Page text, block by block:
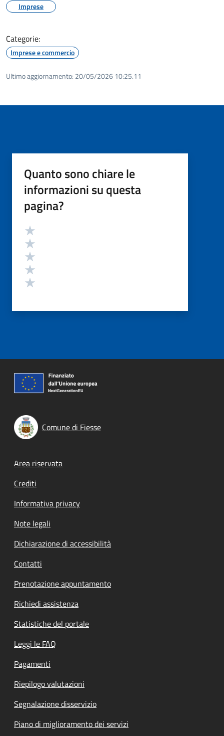
Imprese
Categorie:
Imprese e commercio
Ultimo aggiornamento: 20/05/2026 10:25.11
Quanto sono chiare le
informazioni su questa
pagina?
Valutazione
Comune di Fiesse
Footer menu
Area riservata
Crediti
Informativa privacy
Note legali
Dichiarazione di accessibilità
Contatti
Prenotazione appuntamento
Richiedi assistenza
Statistiche del portale
Leggi le FAQ
Pagamenti
Riepilogo valutazioni
Segnalazione disservizio
Piano di miglioramento dei servizi